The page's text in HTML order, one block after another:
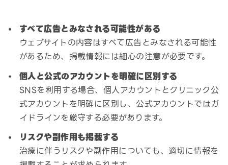
すべて広告とみなされる可能性がある
ウェブサイトの内容はすべて広告とみなされる可能性
があるため、掲載情報には細心の注意が必要です。
個人と公式のアカウントを明確に区別する
SNSを利用する場合、個人アカウントとクリニック公
式アカウントを明確に区別し、公式アカウントではガ
イドラインを厳守する必要があります。
リスクや副作用も掲載する
治療に伴うリスクや副作用についても、適切に情報を